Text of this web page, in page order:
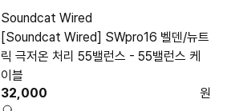
Soundcat Wired
[Soundcat Wired] SWpro16 벨덴/뉴트
릭 극저온 처리 55밸런스 - 55밸런스 케
이블
32,000
원